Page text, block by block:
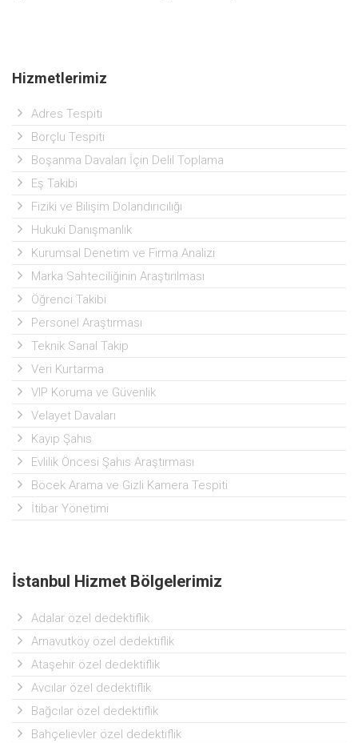
Hizmetlerimiz
Adres Tespiti
Borçlu Tespiti
Boşanma Davaları İçin Delil Toplama
Eş Takibi
Fiziki ve Bilişim Dolandırıcılığı
Hukuki Danışmanlık
Kurumsal Denetim ve Firma Analizi
Marka Sahteciliğinin Araştırılması
Öğrenci Takibi
Personel Araştırması
Teknik Sanal Takip
Veri Kurtarma
VIP Koruma ve Güvenlik
Velayet Davaları
Kayıp Şahıs
Evlilik Öncesi Şahıs Araştırması
Böcek Arama ve Gizli Kamera Tespiti
İtibar Yönetimi
İstanbul Hizmet Bölgelerimiz
Adalar özel dedektiflik
Arnavutköy özel dedektiflik
Ataşehir özel dedektiflik
Avcılar özel dedektiflik
Bağcılar özel dedektiflik
Bahçelievler özel dedektiflik